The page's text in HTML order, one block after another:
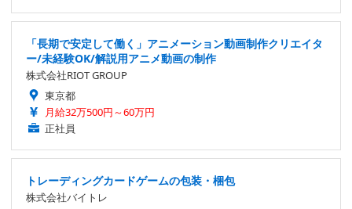
「長期で安定して働く」アニメーション動画制作クリエイタ
ー/未経験OK/解説用アニメ動画の制作
株式会社RIOT GROUP
東京都
月給32万500円～60万円
正社員
トレーディングカードゲームの包装・梱包
株式会社バイトレ